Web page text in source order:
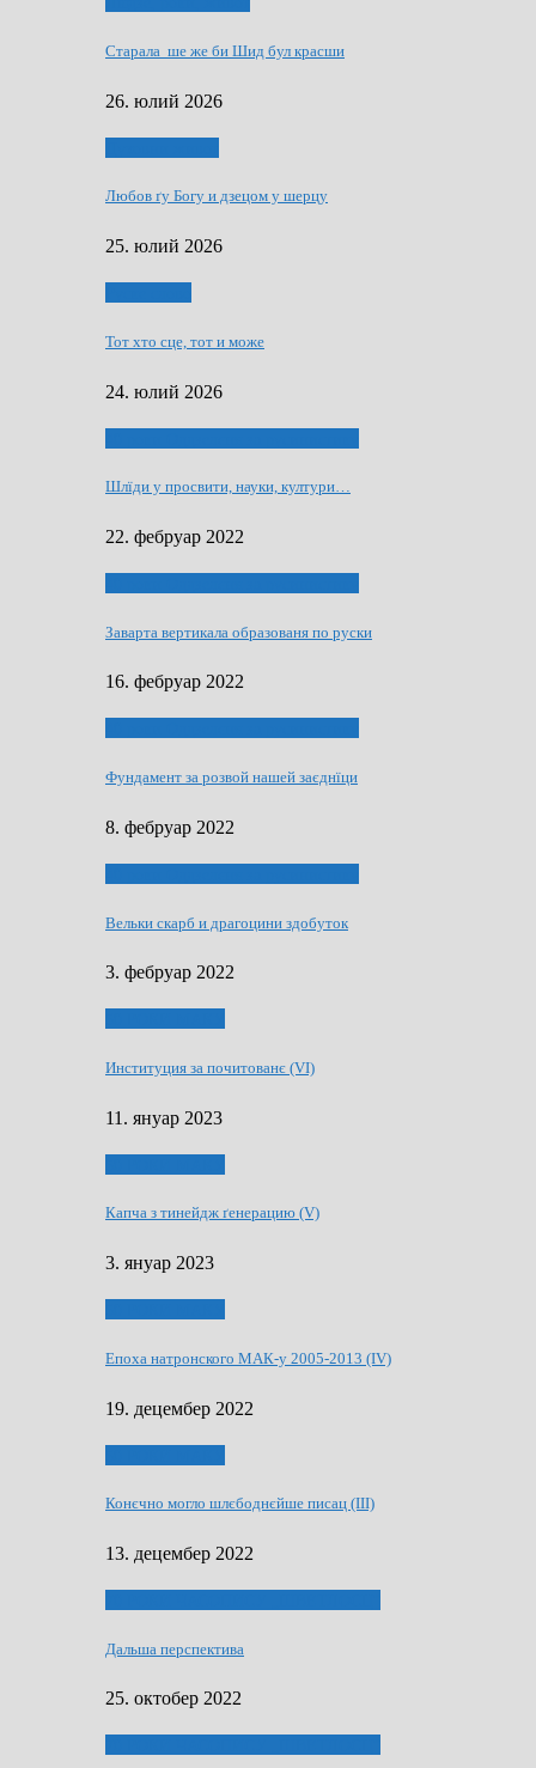
Старала ше же би Шид бул красши
26. юлий 2026
Любов ґу Богу и дзецом у шерцу
25. юлий 2026
Тот хто сце, тот и може
24. юлий 2026
Шлїди у просвити, науки, култури…
22. фебруар 2022
Заварта вертикала образованя по руски
16. фебруар 2022
Фундамент за розвой нашей заєднїци
8. фебруар 2022
Вельки скарб и драгоцини здобуток
3. фебруар 2022
Институция за почитованє (VI)
11. януар 2023
Капча з тинейдж ґенерацию (V)
3. януар 2023
Епоха натронского МАК-у 2005-2013 (IV)
19. децембер 2022
Конєчно могло шлєбоднєйше писац (III)
13. децембер 2022
Дальша перспектива
25. октобер 2022